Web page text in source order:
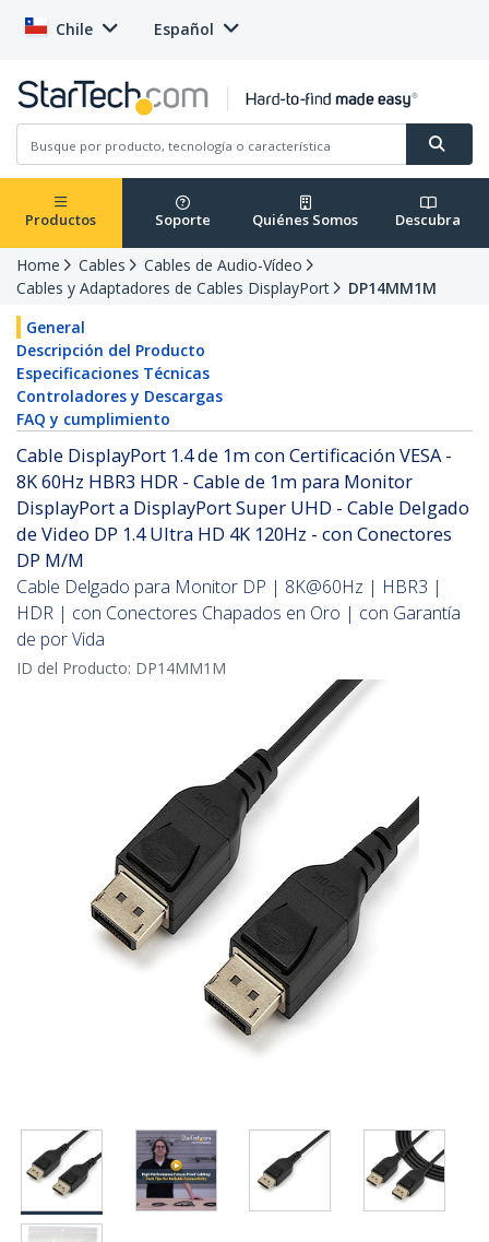
Chile Español
Productos Soporte Quiénes Somos Descubra
Home Cables
Cables de Audio-Vídeo
Cables y Adaptadores de Cables DisplayPort
DP14MM1M
General
Descripción del Producto
Especificaciones Técnicas
Controladores y Descargas
FAQ y cumplimiento
Cable DisplayPort 1.4 de 1m con Certificación VESA -
8K 60Hz HBR3 HDR - Cable de 1m para Monitor
DisplayPort a DisplayPort Super UHD - Cable Delgado
de Video DP 1.4 Ultra HD 4K 120Hz - con Conectores
DP M/M
Cable Delgado para Monitor DP | 8K@60Hz | HBR3 |
HDR | con Conectores Chapados en Oro | con Garantía
de por Vida
ID del Producto: DP14MM1M